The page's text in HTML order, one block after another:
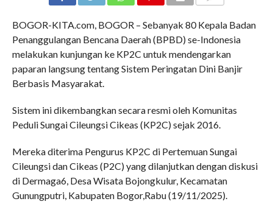
BOGOR-KITA.com, BOGOR – Sebanyak 80 Kepala Badan
Penanggulangan Bencana Daerah (BPBD) se-Indonesia
melakukan kunjungan ke KP2C untuk mendengarkan
paparan langsung tentang Sistem Peringatan Dini Banjir
Berbasis Masyarakat.
Sistem ini dikembangkan secara resmi oleh Komunitas
Peduli Sungai Cileungsi Cikeas (KP2C) sejak 2016.
Mereka diterima Pengurus KP2C di Pertemuan Sungai
Cileungsi dan Cikeas (P2C) yang dilanjutkan dengan diskusi
di Dermaga6, Desa Wisata Bojongkulur, Kecamatan
Gunungputri, Kabupaten Bogor,Rabu (19/11/2025).